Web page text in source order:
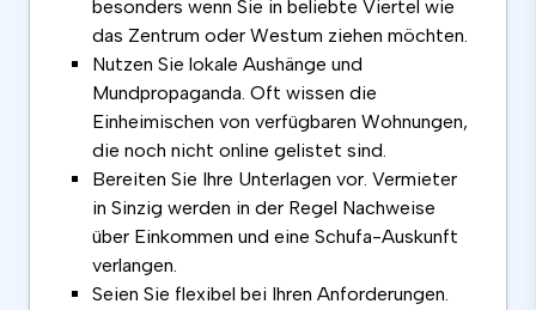
besonders wenn Sie in beliebte Viertel wie
das Zentrum oder Westum ziehen möchten.
Nutzen Sie lokale Aushänge und
Mundpropaganda. Oft wissen die
Einheimischen von verfügbaren Wohnungen,
die noch nicht online gelistet sind.
Bereiten Sie Ihre Unterlagen vor. Vermieter
in Sinzig werden in der Regel Nachweise
über Einkommen und eine Schufa-Auskunft
verlangen.
Seien Sie flexibel bei Ihren Anforderungen.